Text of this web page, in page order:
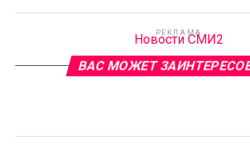
РЕКЛАМА
Новости СМИ2
ВАС МОЖЕТ